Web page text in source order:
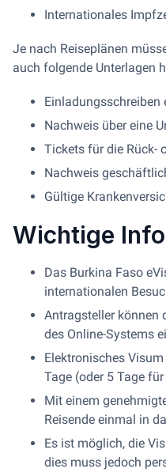
Internationales
Je nach Reiseplänen
auch folgende Unterlagen
Einladungsschreiben
Nachweis über eine
Tickets für die Rück-
Nachweis
Gültige
Wichtige
Das Burkina Faso
internationalen
Antragsteller können
des Online-Systems
Elektronisches
Tage (oder 5 Tage
Mit einem
Reisende einmal in
Es ist möglich, die
dies muss jedoch